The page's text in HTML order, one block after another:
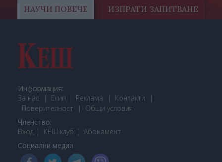
НАУЧИ ПОВЕЧЕ ИЗПРАТИ ЗАПИТВАНЕ
Информация:
За нас
Екип Реклама
Контакти
Поверителност
Общи условия
Членство:
Вход
КЕШ клуб Абонамент
Социални медии